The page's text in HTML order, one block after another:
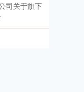
司关于旗下